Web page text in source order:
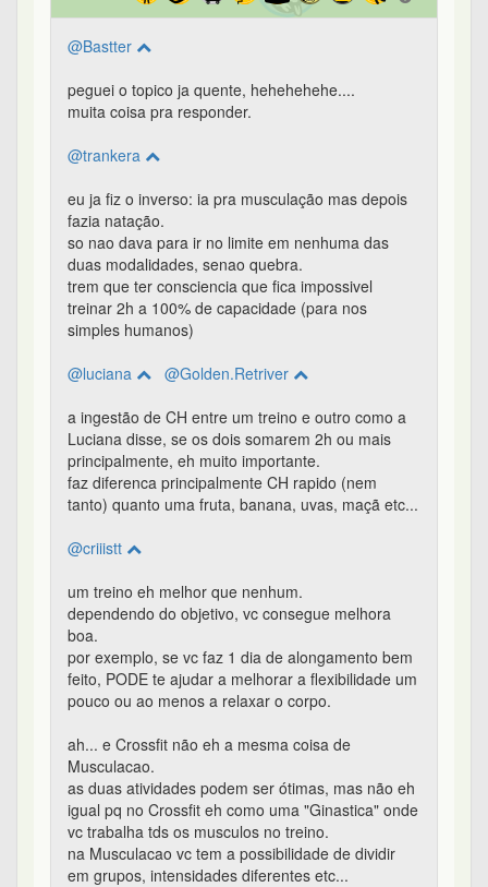
@Bastter
peguei o topico ja quente, hehehehehe....
muita coisa pra responder.
@trankera
eu ja fiz o inverso: ia pra musculação mas depois
fazia natação.
so nao dava para ir no limite em nenhuma das
duas modalidades, senao quebra.
trem que ter consciencia que fica impossivel
treinar 2h a 100% de capacidade (para nos
simples humanos)
@luciana
@Golden.Retriver
a ingestão de CH entre um treino e outro como a
Luciana disse, se os dois somarem 2h ou mais
principalmente, eh muito importante.
faz diferenca principalmente CH rapido (nem
tanto) quanto uma fruta, banana, uvas, maçã etc...
@criiistt
um treino eh melhor que nenhum.
dependendo do objetivo, vc consegue melhora
boa.
por exemplo, se vc faz 1 dia de alongamento bem
feito, PODE te ajudar a melhorar a flexibilidade um
pouco ou ao menos a relaxar o corpo.
ah... e Crossfit não eh a mesma coisa de
Musculacao.
as duas atividades podem ser ótimas, mas não eh
igual pq no Crossfit eh como uma "Ginastica" onde
vc trabalha tds os musculos no treino.
na Musculacao vc tem a possibilidade de dividir
em grupos, intensidades diferentes etc...